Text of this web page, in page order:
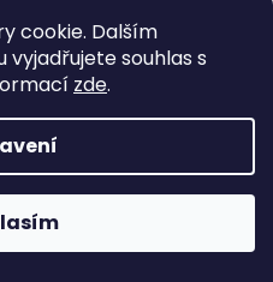
cookie. Dalším
souhlas s
zde.